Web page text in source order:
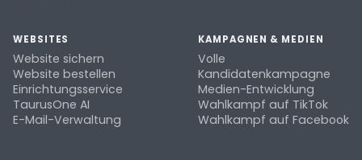
WEBSITES
Website sichern
Website bestellen
Einrichtungsservice
TaurusOne AI
E-Mail-Verwaltung
KAMPAGNEN & MEDIEN
Volle
Kandidatenkampagne
Medien-Entwicklung
Wahlkampf auf TikTok
Wahlkampf auf Facebook